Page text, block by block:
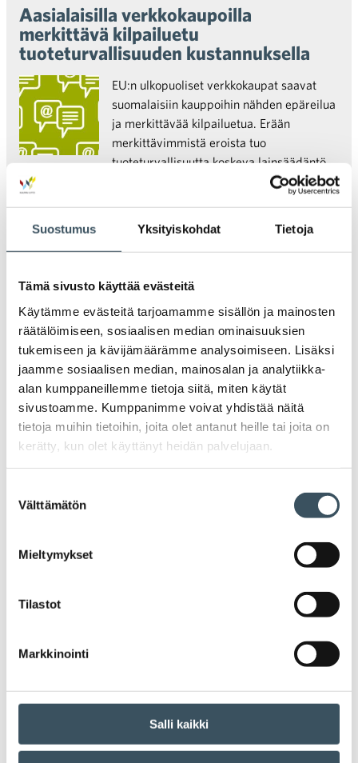
Suostumus Yksityiskohdat Tietoja
Tämä sivusto käyttää evästeitä
Käytämme evästeitä tarjoamamme sisällön ja mainosten
räätälöimiseen, sosiaalisen median ominaisuuksien
tukemiseen ja kävijämäärämme analysoimiseen. Lisäksi
jaamme sosiaalisen median, mainosalan ja analytiikka-
alan kumppaneillemme tietoja siitä, miten käytät
sivustoamme. Kumppanimme voivat yhdistää näitä
tietoja muihin tietoihin, joita olet antanut heille tai joita on
kerätty, kun olet käyttänyt heidän palvelujaan.
valinta
Välttämätön
Mieltymykset
Tilastot
Markkinointi
Salli kaikki
Aasialaisilla verkkokaupoilla
merkittävä kilpailuetu
tuoteturvallisuuden kustannuksella
EU:n ulkopuoliset verkkokaupat saavat
suomalaisiin kauppoihin nähden epäreilua
ja merkittävää kilpailuetua. Erään
merkittävimmistä eroista tuo
tuoteturvallisuutta koskeva lainsäädäntö.
Sen pitäisi tasapuolisemman kilpailun
vuoksi ja kuluttajaturvallisuudenkin
ulkopuolella tehtävää kuluttajakauppaa.
20.02.2020 09:02 Uutiset alusta
Miksi Amazon-huhut ryöpsähtivät
taas liikkeelle?
Jo pitkään on pidetty lähes varmana, että
Amazon avaa Pohjoismaihin oman
alustan. Epävarmuutta on ollut vain
ajankohdasta. Miksi huhut markkinapaikan
mahdollisesta avaamisesta vielä tämän
vuoden aikana ryöpsähtivät liikkeelle – ja
kauppa pärjää, kun kilpailu kovenee
entisestään?